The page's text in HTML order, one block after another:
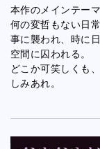
本作のメインテー
何の変哲もない日
事に襲われ、時に
空間に囚われる。
どこか可笑しくも
しみあれ。